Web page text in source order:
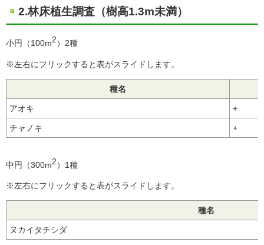
2.林床植生調査（樹高1.3m未満）
小円（100m2）2種
※左右にフリックすると表がスライドします。
種名
アオキ +
チャノキ +
中円（300m2）1種
※左右にフリックすると表がスライドします。
種名
ヌカイタチシダ